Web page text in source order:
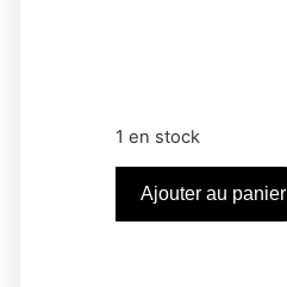
1 en stock
Ajouter au panier